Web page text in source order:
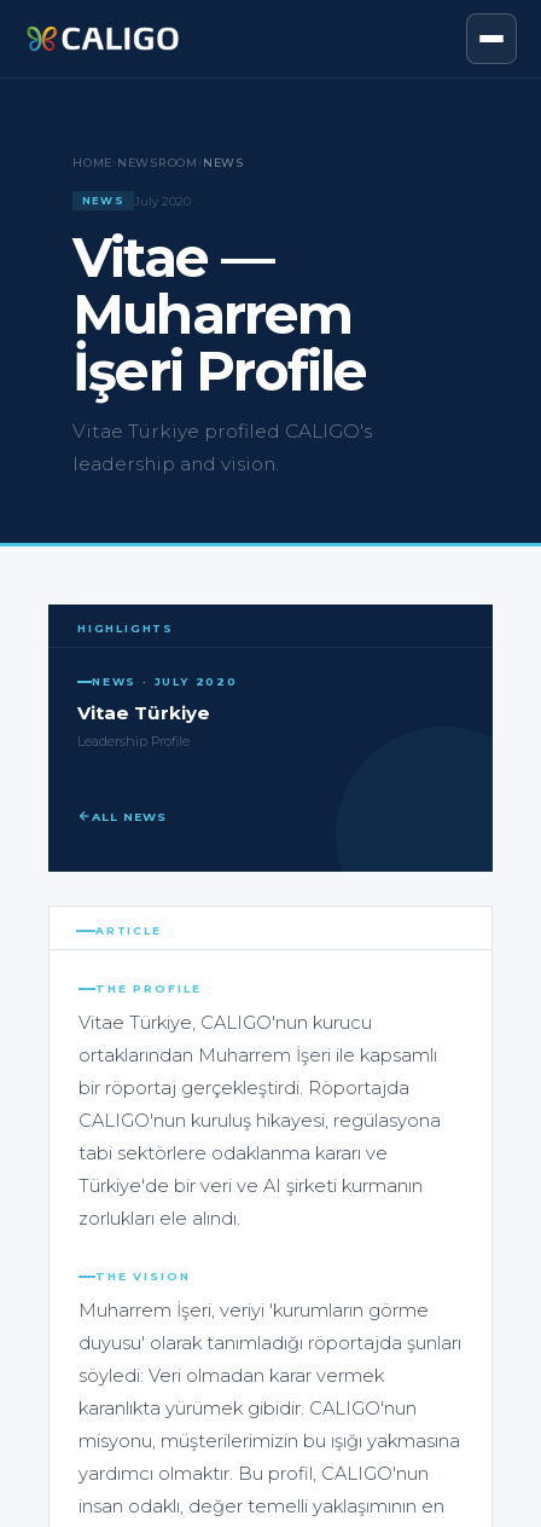
HOME NEWSROOM NEWS
NEWS July 2020
Vitae —
Muharrem
İşeri Profile
Vitae Türkiye profiled CALIGO's
leadership and vision.
HIGHLIGHTS
NEWS · JULY 2020
Vitae Türkiye
Leadership Profile
ALL NEWS
ARTICLE
THE PROFILE
Vitae Türkiye, CALIGO'nun kurucu
ortaklarından Muharrem İşeri ile kapsamlı
bir röportaj gerçekleştirdi. Röportajda
CALIGO'nun kuruluş hikayesi, regülasyona
tabi sektörlere odaklanma kararı ve
Türkiye'de bir veri ve AI şirketi kurmanın
zorlukları ele alındı.
THE VISION
Muharrem İşeri, veriyi 'kurumların görme
duyusu' olarak tanımladığı röportajda şunları
söyledi: Veri olmadan karar vermek
karanlıkta yürümek gibidir. CALIGO'nun
misyonu, müşterilerimizin bu ışığı yakmasına
yardımcı olmaktır. Bu profil, CALIGO'nun
insan odaklı, değer temelli yaklaşımının en